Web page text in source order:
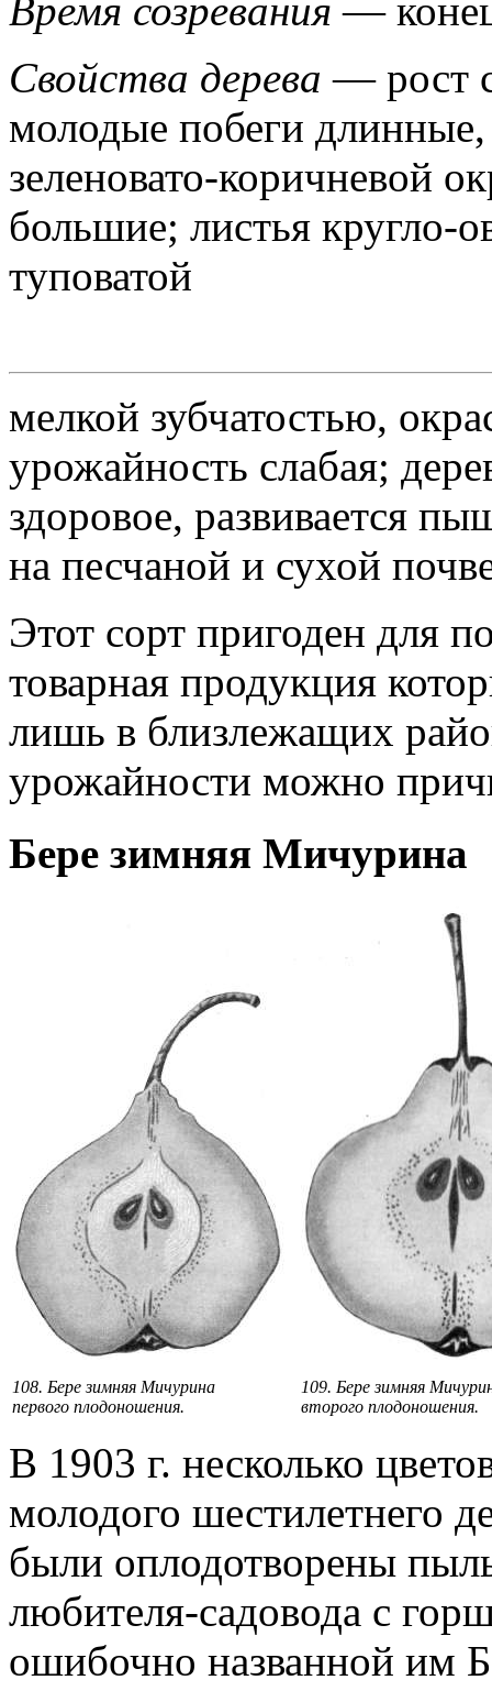
Время созревания—
Свойства дерева— рост
молодые побеги
зеленовато-коричневой
большие; листья кругло-
туповатой
мелкой зубчатостью,
урожайность слабая;
здоровое, развивается
на песчаной и сухой
Этот сорт пригоден для
товарная продукция
лишь в близлежащих
урожайности можно
Бере зимняя Мичурина
108. Бере зимняя Мичурина
первого плодоношения.
109. Бере зимняя
второго плодоношения.
В 1903 г. несколько
молодого шестилетнего
были оплодотворены
любителя-садовода с
ошибочно названной им